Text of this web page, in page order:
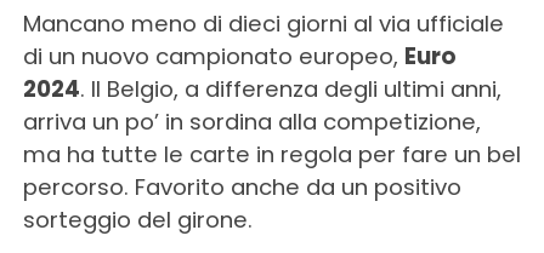
Mancano meno di dieci giorni al via ufficiale
di un nuovo campionato europeo, Euro
2024. Il Belgio, a differenza degli ultimi anni,
arriva un po’ in sordina alla competizione,
ma ha tutte le carte in regola per fare un bel
percorso. Favorito anche da un positivo
sorteggio del girone.